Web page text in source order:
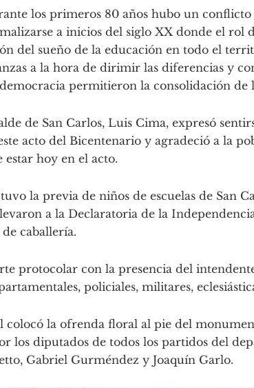
los primeros 80 años hubo un
a inicios del siglo XX donde el rol
del sueño de la educación en todo el
a la hora de dirimir las diferencias y
permitieron la consolidación de
de San Carlos, Luis Cima, expresó
acto del Bicentenario y agradeció a la
hoy en el acto.
la previa de niños de escuelas de San
a la Declaratoria de la
caballería.
protocolar con la presencia del
policiales, militares,
colocó la ofrenda floral al pie del
los diputados de todos los partidos del
Gabriel Gurméndez y Joaquín Garlo.